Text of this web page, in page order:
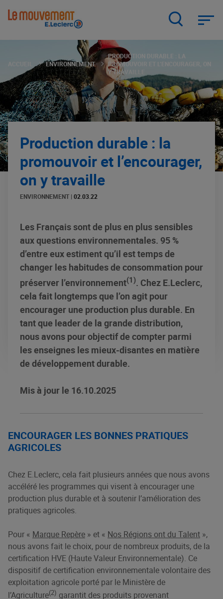
ENVIRONNEMENT
PRODUCTION DURABLE : LA
PROMOUVOIR ET L’ENCOURAGER, ON
Y TRAVAILLE
Production durable : la
promouvoir et l’encourager,
on y travaille
ENVIRONNEMENT | 02.03.22
Les Français sont de plus en plus sensibles
aux questions environnementales. 95 %
d’entre eux estiment qu’il est temps de
changer les habitudes de consommation pour
préserver l’environnement(1). Chez E.Leclerc,
cela fait longtemps que l’on agit pour
encourager une production plus durable. En
tant que leader de la grande distribution,
nous avons pour objectif de compter parmi
les enseignes les mieux-disantes en matière
de développement durable.
Mis à jour le 16.10.2025
ENCOURAGER LES BONNES PRATIQUES
AGRICOLES
Chez E.Leclerc, cela fait plusieurs années que nous avons
accéléré les programmes qui visent à encourager une
production plus durable et à soutenir l’amélioration des
pratiques agricoles.
Pour « Marque Repère » et « Nos Régions ont du Talent »,
nous avons fait le choix, pour de nombreux produits, de la
certification HVE (Haute Valeur Environnementale). Ce
dispositif de certification environnementale volontaire des
exploitation agricole porté par le Ministère de
l’Agriculture(2) garantit des produits provenant